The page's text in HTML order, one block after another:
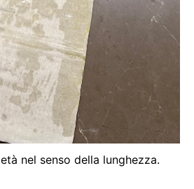
nel senso della lunghezza.